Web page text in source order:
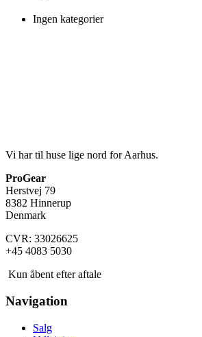
Ingen kategorier
Vi har til huse lige nord for Aarhus.
ProGear
Herstvej 79
8382 Hinnerup
Denmark
CVR: 33026625
+45 4083 5030
Kun åbent efter aftale
Navigation
Salg